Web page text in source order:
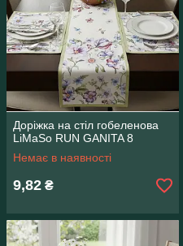
Доріжка на стіл гобеленова
LiMaSo RUN GANITA 8
Немає в наявності
9,82 ₴